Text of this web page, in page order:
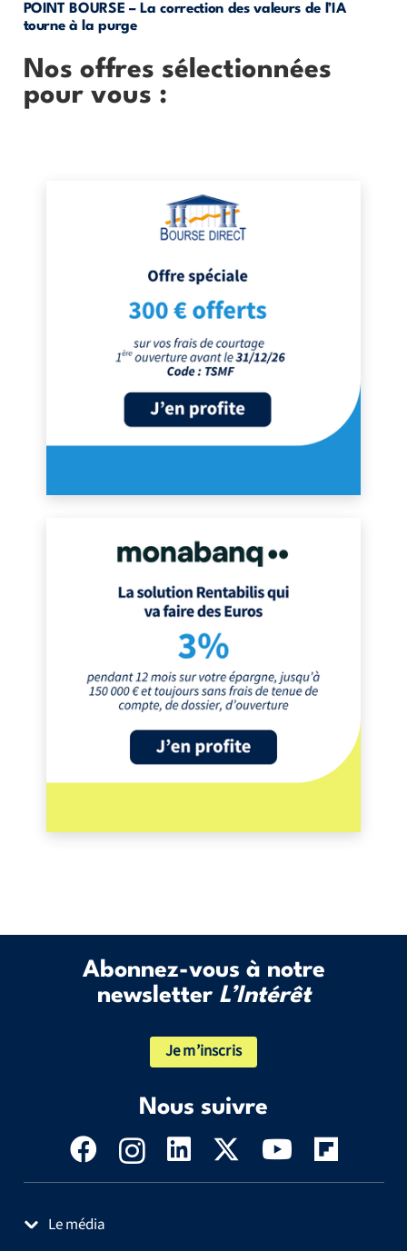
POINT BOURSE – La correction des valeurs de l’IA
tourne à la purge
Nos offres sélectionnées
pour vous :
Abonnez-vous à notre
newsletter L’Intérêt
Je m’inscris
Nous suivre
Le média